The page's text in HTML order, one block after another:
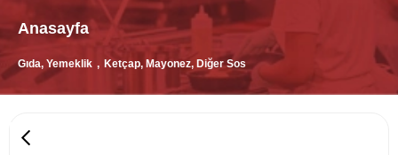
Anasayfa
Gıda, Yemeklik Ketçap, Mayonez, Diğer Sos